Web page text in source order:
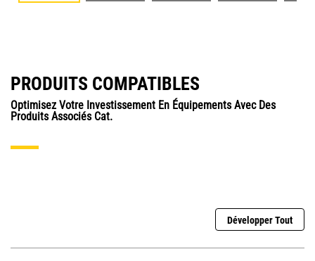
PRODUITS COMPATIBLES
Optimisez Votre Investissement En Équipements Avec Des
Produits Associés Cat.
Développer Tout